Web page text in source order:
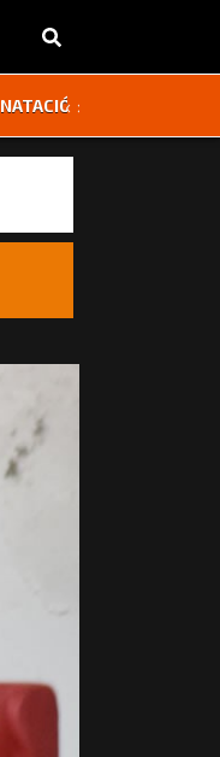
NATACIÓN
‹ ›